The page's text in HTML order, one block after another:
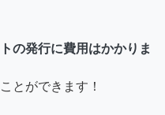
の発行に費用はかかりま
とができます！